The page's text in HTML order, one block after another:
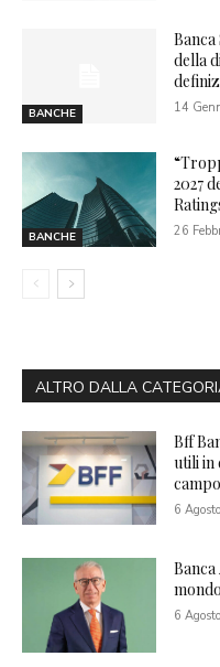
BANCHE
Banca
della
14
BANCHE
2027
26
ALTRO DALLA
Bff
utili in
6
6